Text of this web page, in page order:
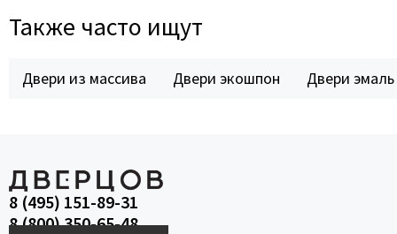
Также часто ищут
Двери из массива Двери экошпон Двери эмаль
8 (495) 151-89-31
8 (800) 350-65-48